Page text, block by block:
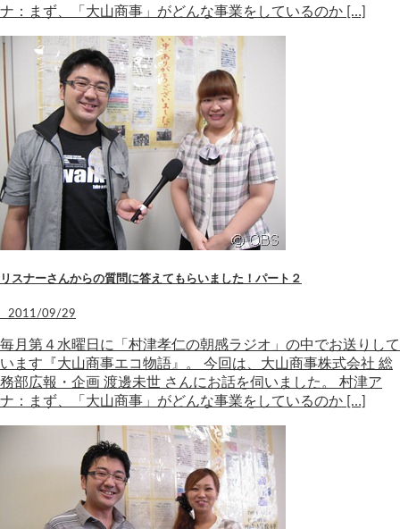
ナ：まず、「大山商事」がどんな事業をしているのか […]
リスナーさんからの質問に答えてもらいました！パート２
2011/09/29
毎月第４水曜日に「村津孝仁の朝感ラジオ」の中でお送りして
います『大山商事エコ物語』。 今回は、大山商事株式会社 総
務部広報・企画 渡邊未世 さんにお話を伺いました。 村津ア
ナ：まず、「大山商事」がどんな事業をしているのか […]